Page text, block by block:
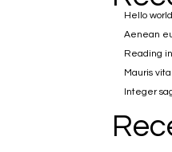
Hello
Aenean
Reading
Mauris
Integer